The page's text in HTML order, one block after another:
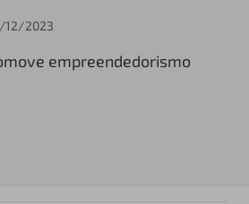
12/2023
empreendedorismo